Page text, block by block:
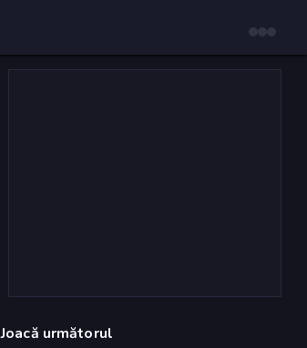
Joacă următorul